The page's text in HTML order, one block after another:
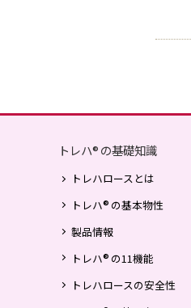
トレハ® の基礎知識
トレハロースとは
トレハ® の基本物性
製品情報
トレハ® の11機能
トレハロースの安全性